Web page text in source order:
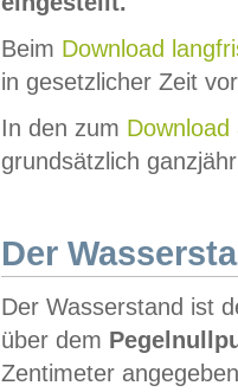
Beim Download
in gesetzlicher Zeit
In den zum Download
grundsätzlich
Der
Der Wasserstand ist
über dem
Zentimeter